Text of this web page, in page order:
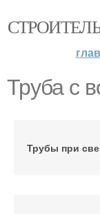
Труба с
Трубы при